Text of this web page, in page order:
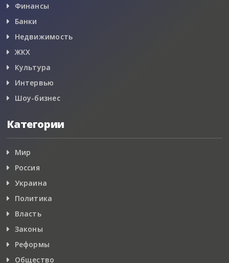
Финансы
Банки
Недвижимость
ЖКХ
Культура
Интервью
Шоу-бизнес
Категории
Мир
Россия
Украина
Политика
Власть
Законы
Реформы
Общество